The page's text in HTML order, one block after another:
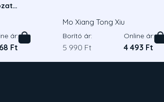
ár:
Ft
Mo Xiang Tong Xiu
Borító ár:
5 990 Ft
Online ár:
4 493 Ft